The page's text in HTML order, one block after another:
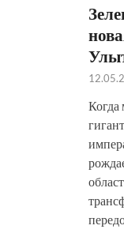
Когда